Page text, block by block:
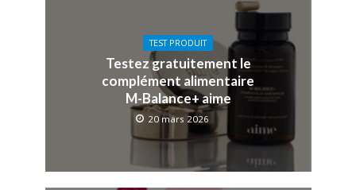
TEST PRODUIT
Testez gratuitement le
complément alimentaire
M-Balance+ aime
20 mars 2026